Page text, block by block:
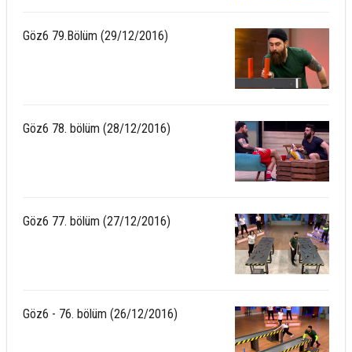
Göz6 79.Bölüm (29/12/2016)
Göz6 78. bölüm (28/12/2016)
Göz6 77. bölüm (27/12/2016)
Göz6 - 76. bölüm (26/12/2016)